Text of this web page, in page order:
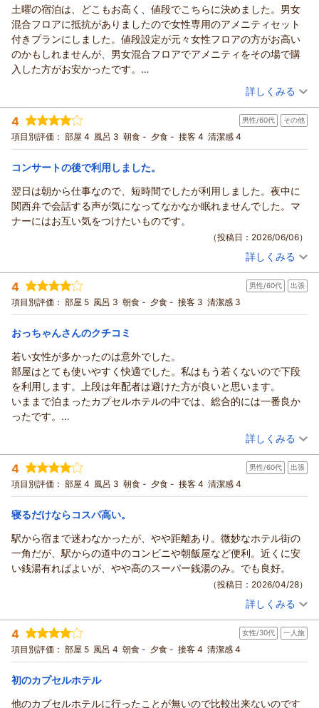
土曜の宿泊は、どこもお高く、値段でこちらに決めました。男女
混合フロアに抵抗がありましたので女性専用のアメニティセット
付きプランにしました。値段設定が元々女性フロアの方がお高い
のかもしれませんが、男女混合フロアでアメニティをその場で購
入した方がお安かったです。
寝室は清潔感あり、頭部は曲線の壁でクッション材がありまし
た。頭の上にUSB差し込み口とスマホが乗る小さな棚があり、便
利でした。足元にはハンガー掛けられます。腕の横に細長い棚も
あり、小物置きに便利でした。
部屋を上段にしましたら、ハシゴを上って横にお部屋がありまし
カプセルルームの前に鍵付きロッカー(縦長の半分サイズ)がありま
す。その扉を閉める時に気をつけても音が出てしまいました。そ
こで荷物の整理をするような場所は無く音を出してしまうのでで
きませんでした。別のフロアにシャワーとお風呂が5ヶ所程あり、
そこで着替えと荷物整理をさせてもらいました。
ーパーがあり、それで落ちた髪の毛や水滴を取りました。
チェックイン時間すぐと、早朝にシャワーや洗面所を利用したた
めか、他の人に会うことはほとんどなく、ゆったり過ごすことが
できました。
（投稿日：2026/06/21）
宿泊時期： 2026年06月宿泊 (その他)
投稿者： おかじいさん
宿泊プラン： 【鈴森屋｜アメニティ付き お得な快適ステイプラン】
シングル 食事なし
宿泊価格帯： 6,001～7,000円(大人一人あたり/税込)
詳しくみる
4 男性/60代 その他
項目別評価： 部屋 4 風呂 3 朝食 - 夕食 - 接客 4 清潔感 4
コンサートの後で利用しました。
翌日は朝から仕事なので、短時間でしたが利用しました。夜中に
関西弁で会話する声が気になってなかなか眠れませんでした。マ
ナーにはお互い気をつけたいものです。
（投稿日：2026/06/06）
投稿者： らきあさん(男性/60代)
宿泊プラン： 【じゃらんのお得な10日間】【アメニティ付】ビジネス利用に
最適！素泊まりプラン 26/03
シングル 食事なし
宿泊価格帯： 2,001～3,000円(大人一人あたり/税込)
この度はご宿泊いただき、誠にありがとうございます。
翌日がお仕事の大切なご滞在にもかかわらず、深夜の話し声に
よりごゆっくりお休みいただけなかったとのこと、申し訳ござ
いませんでした。カプセルホテルという特性上、ご利用のお客
様皆様にマナーへのご協力をお願いしておりますが、今後も館
内でのご案内を徹底し、より快適な環境づくりに努めてまいり
ます。
貴重なご意見をありがとうございました。
（返信日：2026/07/18）
詳しくみる
4 男性/60代 出張
項目別評価： 部屋 5 風呂 3 朝食 - 夕食 - 接客 3 清潔感 3
おっちゃんさんのクチコミ
若い女性が多かったのは意外でした。
部屋はとても使いやすく快適でした。私はもう若くないので下段
を利用します。上段は年配者は避けた方が良いと思います。
いままで泊まったカプセルホテルの中では、総合的には一番良か
ったです。
ただ、オープンして数年が経過しているのでしょう。そろそろ、
臭いや汚れが気になる頃だと思います。ホテルスタッフにはもう
少し頑張ってもらって、館内環境の向上を期待しています。
（投稿日：2026/05/26）
宿泊時期： 2026年05月宿泊 (出張)
投稿者： おっちゃんさん
宿泊プラン： 素泊まりプラン（大タオル付） シングル 食事なし
宿泊価格帯： 2,001～3,000円(大人一人あたり/税込)
この度はカプセルホテル鈴森屋をご利用いただき誠にありがと
うございました。
総合的に一番良かったとのお言葉をいただき、大変嬉しく思い
一方で、館内の臭いや汚れにつきましては、ご指摘ありがとう
ございます。
今後も清掃・点検を徹底し、より快適にお過ごしいただける環
境づくりに努めて参ります。
またのお越しをお待ちしております。
詳しくみる
4 男性/60代 出張
項目別評価： 部屋 4 風呂 3 朝食 - 夕食 - 接客 4 清潔感 4
寝るだけならコスパ高い。
駅から宿まで迷わなかったが、やや距離あり。微妙なホテル街の
一角だが、駅からの道中のコンビニや朝飯屋など便利。近くに安
い銭湯有ればよいが、やや高のスーパー銭湯のみ。でも良好。
（投稿日：2026/04/28）
投稿者： やまちゃんさん(男性/60代)
宿泊プラン： 素泊まりプラン（大タオル付） 食事なし
宿泊価格帯： 2,001～3,000円(大人一人あたり/税込)
カプセルホステル鈴森屋からの返信
この度はカプセルホテル鈴森屋をご利用いただき誠にありがと
詳しくみる
4 女性/30代 一人旅
項目別評価： 部屋 5 風呂 4 朝食 - 夕食 - 接客 4 清潔感 4
初のカプセルホテル
他のカプセルホテルに行ったことが無いので比較出来ないのです